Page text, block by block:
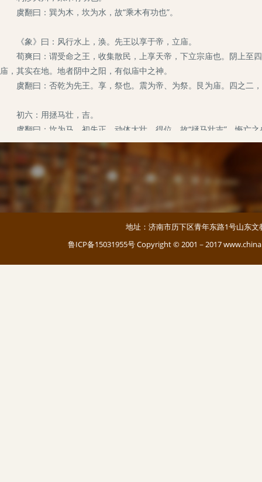
地址：济南市历下区青年东路1号山东
鲁ICP备15031955号Copyright © 2001－2017